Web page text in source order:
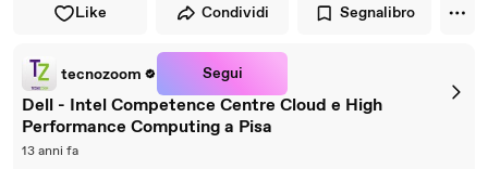
Like Condividi Segnalibro
tecnozoom Segui
Dell - Intel Competence Centre Cloud e High
Performance Computing a Pisa
13 anni fa